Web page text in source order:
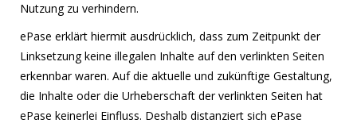
Nutzung zu verhindern.
ePase erklärt hiermit ausdrücklich, dass zum Zeitpunkt der
Linksetzung keine illegalen Inhalte auf den verlinkten Seiten
erkennbar waren. Auf die aktuelle und zukünftige Gestaltung,
die Inhalte oder die Urheberschaft der verlinkten Seiten hat
ePase keinerlei Einfluss. Deshalb distanziert sich ePase